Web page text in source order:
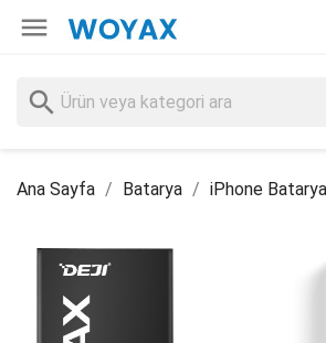

search
Ana Sayfa Batarya iPhone Batarya